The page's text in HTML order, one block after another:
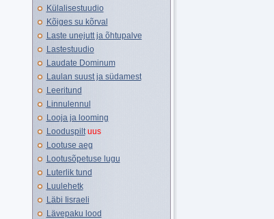
Külalisestuudio
Kõiges su kõrval
Laste unejutt ja õhtupalve
Lastestuudio
Laudate Dominum
Laulan suust ja südamest
Leeritund
Linnulennul
Looja ja looming
Looduspilt uus
Lootuse aeg
Lootusõpetuse lugu
Luterlik tund
Luulehetk
Läbi Iisraeli
Lävepaku lood